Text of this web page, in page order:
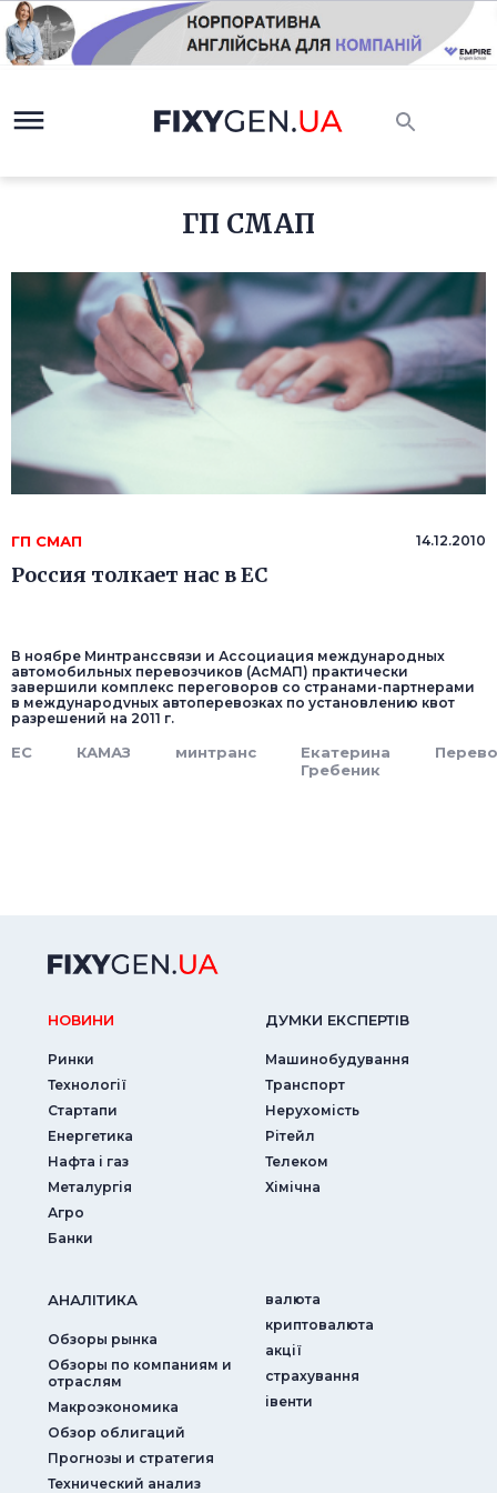
ГП СМАП
ГП СМАП 14.12.2010
Россия толкает нас в ЕС
В ноябре Минтранссвязи и Ассоциация международных
автомобильных перевозчиков (АсМАП) практически
завершили комплекс переговоров со странами-партнерами
в международvных автоперевозках по установлению квот
разрешений на 2011 г.
ЕС КАМАЗ минтранс
Екатерина
Гребеник
НОВИНИ
Ринки
Технології
Стартапи
Енергетика
Нафта і газ
Металургія
Агро
Банки
ДУМКИ ЕКСПЕРТIВ
Машинобудування
Транспорт
Нерухомість
Рітейл
Телеком
Хімічна
АНАЛIТИКА
Обзоры рынка
Обзоры по компаниям и
отраслям
Макроэкономика
Обзор облигаций
Прогнозы и стратегия
Технический анализ
валюта
криптовалюта
акції
страхування
iвенти